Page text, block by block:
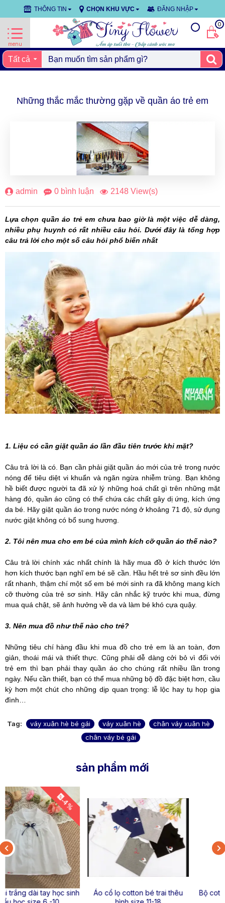
THÔNG TIN CHỌN KHU VỰC ĐĂNG NHẬP
0
Tất cả
Những thắc mắc thường gặp về quần áo trẻ em
admin 0 bình luận 2148 View(s)
Lựa chọn quần áo trẻ em chưa bao giờ là một việc dễ dàng,
nhiều phụ huynh có rất nhiều câu hỏi. Dưới đây là tổng hợp
câu trả lời cho một số câu hỏi phổ biến nhất
1. Liệu có cần giặt quần áo lần đầu tiên trước khi mặt?
Câu trả lời là có. Bạn cần phải giặt quần áo mới của trẻ trong nước
nóng để tiêu diệt vi khuẩn và ngăn ngừa nhiễm trùng. Bạn không
hề biết được người ta đã xử lý những hoá chất gì trên những mặt
hàng đó, quần áo cũng có thể chứa các chất gây dị ứng, kích ứng
da bé. Hãy giặt quần áo trong nước nóng ở khoảng 71 độ, sử dụng
nước giặt không có bổ sung hương.
2. Tôi nên mua cho em bé của mình kích cỡ quần áo thế nào?
Câu trả lời chính xác nhất chính là hãy mua đồ ở kích thước lớn
hơn kích thước bạn nghĩ em bé sẽ cần. Hầu hết trẻ sơ sinh đều lớn
rất nhanh, thậm chí một số em bé mới sinh ra đã không mang kích
cỡ thường của trẻ sơ sinh. Hãy cân nhắc kỹ trước khi mua, đừng
mua quá chật, sẽ ảnh hưởng về da và làm bé khó cựa quậy.
3. Nên mua đồ như thế nào cho trẻ?
Những tiêu chí hàng đầu khi mua đồ cho trẻ em là an toàn, đơn
giản, thoái mái và thiết thực. Cũng phải dễ dàng cởi bỏ vì đối với
trẻ em thì bạn phải thay quần áo cho chúng rất nhiều lần trong
ngày. Nếu cần thiết, bạn có thể mua những bộ đồ đặc biệt hơn, cầu
kỳ hơn một chút cho những dịp quan trọng: lễ lộc hay tụ họp gia
đình…
Tag: váy xuân hè bé gái váy xuân hè
chân váy xuân hè
chân váy bé gái
sản phẩm mới
Áo cổ lọ cotton bé trai thêu
Bộ cotton bé trai dài tay NIKE